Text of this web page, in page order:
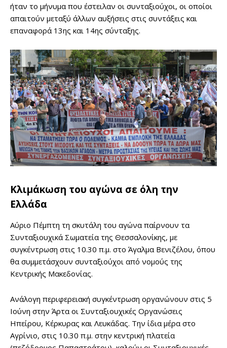
ήταν το μήνυμα που έστειλαν οι συνταξιούχοι, οι οποίοι
απαιτούν μεταξύ άλλων αυξήσεις στις συντάξεις και
επαναφορά 13ης και 14ης σύνταξης.
Κλιμάκωση του αγώνα σε όλη την
Ελλάδα
Αύριο Πέμπτη τη σκυτάλη του αγώνα παίρνουν τα
Συνταξιουχικά Σωματεία της Θεσσαλονίκης, με
συγκέντρωση στις 10.30 π.μ. στο Άγαλμα Βενιζέλου, όπου
θα συμμετάσχουν συνταξιούχοι από νομούς της
Κεντρικής Μακεδονίας.
Ανάλογη περιφερειακή συγκέντρωση οργανώνουν στις 5
Ιούνη στην Άρτα οι Συνταξιουχικές Οργανώσεις
Ηπείρου, Κέρκυρας και Λευκάδας. Την ίδια μέρα στο
Αγρίνιο, στις 10.30 π.μ. στην κεντρική πλατεία